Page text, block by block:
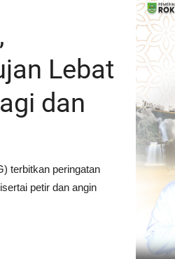
Lebat
dan
terbitkan peringatan
petir dan angin